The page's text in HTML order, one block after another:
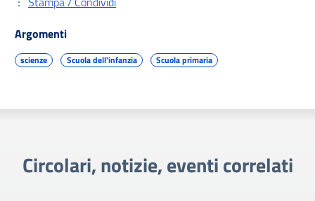
Argomenti
scienze Scuola dell'infanzia Scuola primaria
Circolari, notizie, eventi correlati